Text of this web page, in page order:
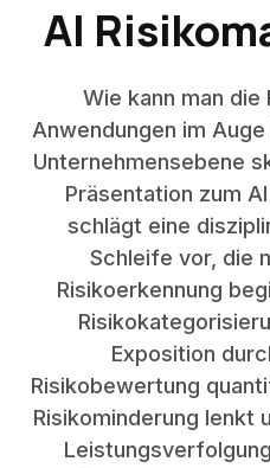
AI
Wie kann man
Anwendungen im
Unternehmensebene
Präsentation zum
schlägt eine
Schleife vor, die
Risikoerkennung
Exposition
Risikobewertung
Risikominderung lenkt